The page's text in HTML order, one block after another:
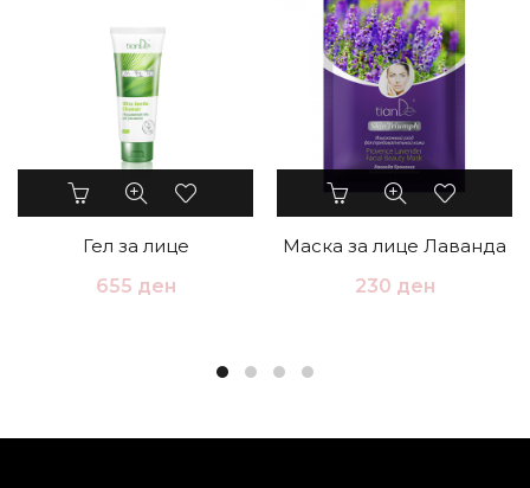
Гел за лице
655 ден
Маска за лице Лаванда
230 ден